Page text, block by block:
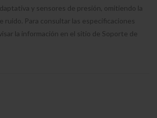
y sensores de presión, omitiendo la
ruido. Para consultar las especificaciones
la información en el sitio de Soporte de